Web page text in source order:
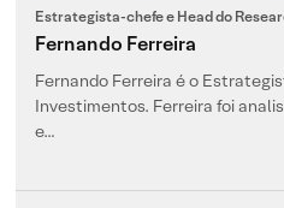
Estrategista-chefe e Head do
Fernando Ferreira
Fernando Ferreira é o
Investimentos. Ferreira foi
e…